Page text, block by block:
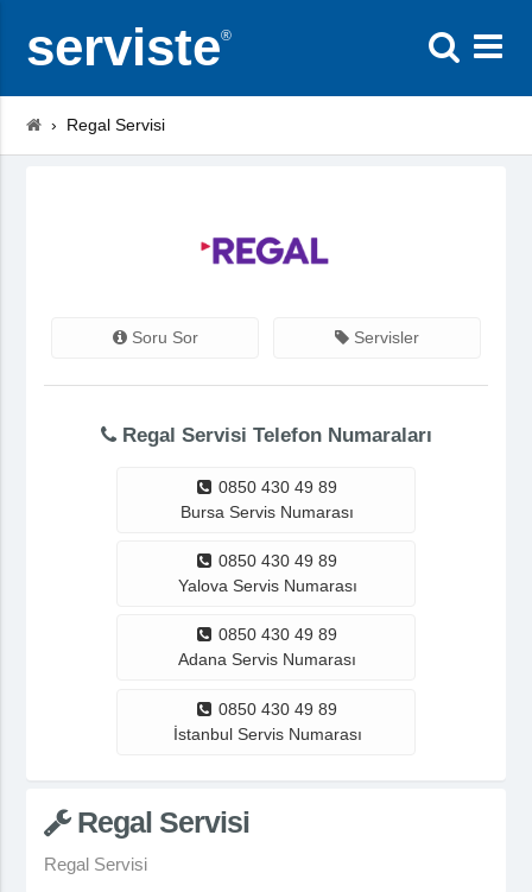
serviste®
› Regal Servisi
Soru Sor Servisler
Regal Servisi Telefon Numaraları
0850 430 49 89
Bursa Servis Numarası
0850 430 49 89
Yalova Servis Numarası
0850 430 49 89
Adana Servis Numarası
0850 430 49 89
İstanbul Servis Numarası
Regal Servisi
Regal Servisi